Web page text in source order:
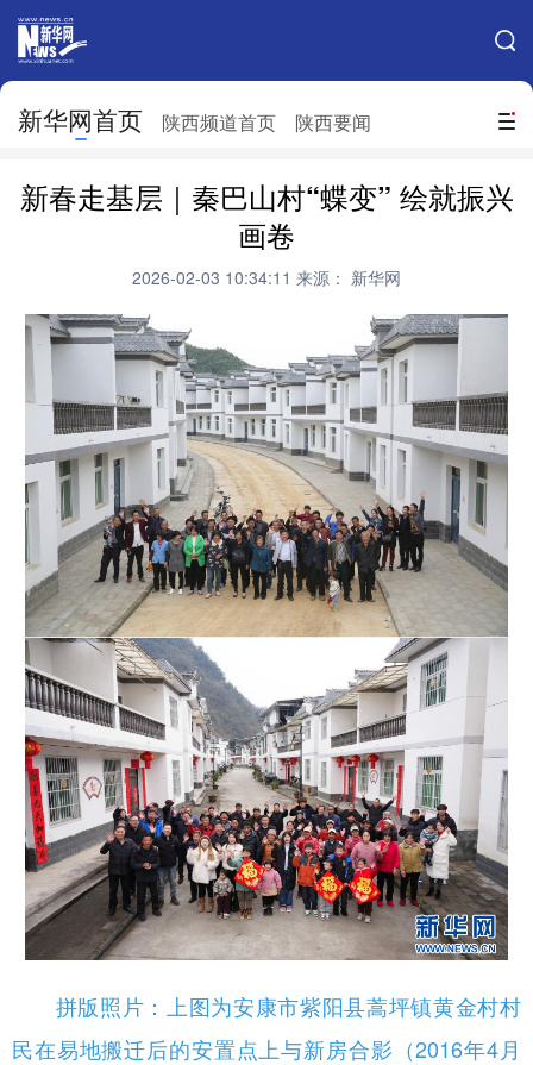
搜索
新华网首页 陕西频道首页 陕西要闻
网站地图
北京 天津 河北 山西
吉林 上海
浙江 江西
河南 湖北 湖南
广东 广西 海南 重庆
四川 贵州 云南 西藏
陕西 甘肃 青海 宁夏
新疆 内蒙古 黑龙江
新春走基层｜秦巴山村“蝶变” 绘就振兴
画卷
2026-02-03 10:34:11 来源： 新华网
拼版照片：上图为安康市紫阳县蒿坪镇黄金村村
民在易地搬迁后的安置点上与新房合影（2016年4月